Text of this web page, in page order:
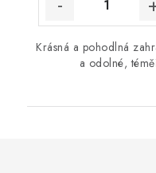
Krásná a pohodlná
a odolné,